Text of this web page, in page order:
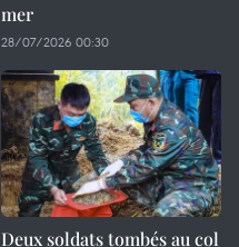
mer
28/07/2026 00:30
Deux soldats tombés au col